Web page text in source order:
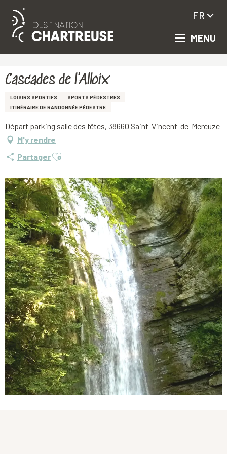
Aller
principal
MENU
FR
Cascades de l'Alloix
LOISIRS SPORTIFS
SPORTS PÉDESTRES
ITINÉRAIRE DE RANDONNÉE PÉDESTRE
Départ parking salle des fêtes, 38660 Saint-Vincent-de-Mercuze
M'y rendre
PartagerAjouter aux favoris